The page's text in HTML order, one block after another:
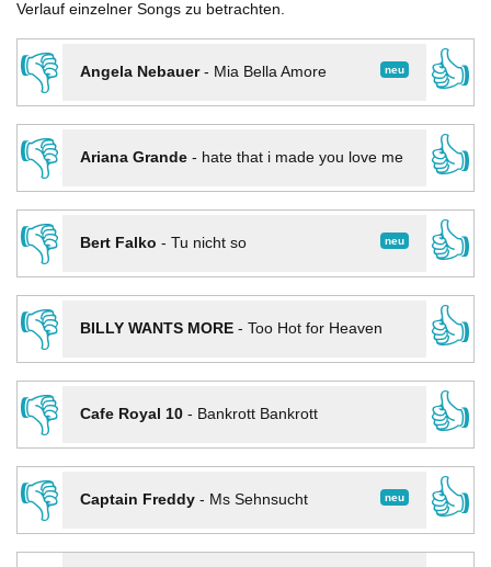
Verlauf einzelner Songs zu betrachten.
👎 neu
Angela Nebauer- Mia Bella Amore
👍
👎
Ariana Grande- hate that i made you love me
👍
👎
neu
Bert Falko - Tu nicht so
👍
👎
BILLY WANTS MORE- Too Hot for Heaven
👍
👎
Cafe Royal 10- Bankrott Bankrott
👍
👎
neu
Captain Freddy- Ms Sehnsucht
👍